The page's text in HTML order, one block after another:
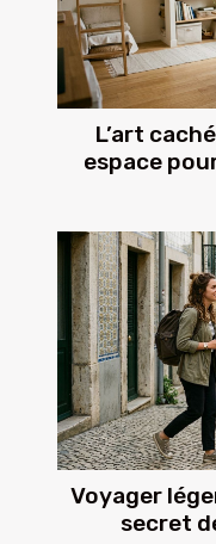
L’art
espace
Voyager
secret